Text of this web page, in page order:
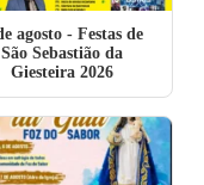
agosto- Festas de
São Sebastião da
Giesteira 2026